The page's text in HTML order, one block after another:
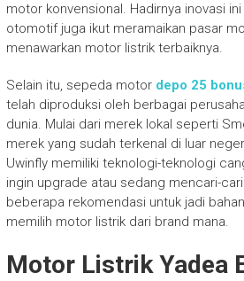
motor konvensional. Hadirnya inovasi
otomotif juga ikut meramaikan pasar
menawarkan motor listrik terbaiknya.
Selain itu, sepeda motor depo 25
telah diproduksi oleh berbagai
dunia. Mulai dari merek lokal seperti
merek yang sudah terkenal di luar
Uwinfly memiliki teknologi-teknologi
ingin upgrade atau sedang mencari-
beberapa rekomendasi untuk jadi
memilih motor listrik dari brand mana.
Motor Listrik Yadea